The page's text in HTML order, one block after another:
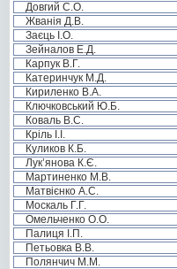
Довгий С.О.
Жванія Д.В.
Заєць І.О.
Зейналов Е.Д.
Карпук В.Г.
Катеринчук М.Д.
Кириленко В.А.
Ключковський Ю.Б.
Коваль В.С.
Кріль І.І.
Куликов К.Б.
Лук’янова К.Є.
Мартиненко М.В.
Матвієнко А.С.
Москаль Г.Г.
Омельченко О.О.
Палиця І.П.
Петьовка В.В.
Полянчич М.М.